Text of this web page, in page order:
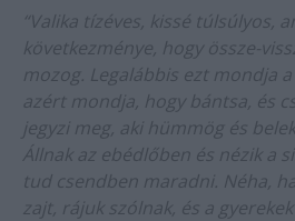
“Valika tízéves, kissé túlsúlyos,
következménye, hogy össze-
mozog. Legalábbis ezt mondja
azért mondja, hogy bántsa, és
jegyzi meg, aki hümmög és
Állnak az ebédlőben és nézik a
tud csendben maradni. Néha,
zajt, rájuk szólnak, és a